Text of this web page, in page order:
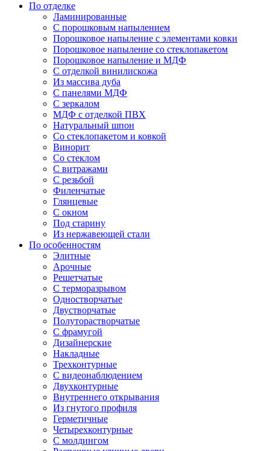
По отделке
Ламинированные
С порошковым напылением
Порошковое напыление с элементами ковки
Порошковое напыление со стеклопакетом
Порошковое напыление и МДФ
С отделкой винилискожа
Из массива дуба
С панелями МДФ
С зеркалом
МДФ с отделкой ПВХ
Натуральный шпон
Со стеклопакетом и ковкой
Винорит
Со стеклом
С витражами
С резьбой
Филенчатые
Глянцевые
С окном
Под старину
Из нержавеющей стали
По особенностям
Элитные
Арочные
Решетчатые
С терморазрывом
Одностворчатые
Двустворчатые
Полуторастворчатые
С фрамугой
Дизайнерские
Накладные
Трехконтурные
С видеонаблюдением
Двухконтурные
Внутреннего открывания
Из гнутого профиля
Герметичные
Четырехконтурные
С молдингом